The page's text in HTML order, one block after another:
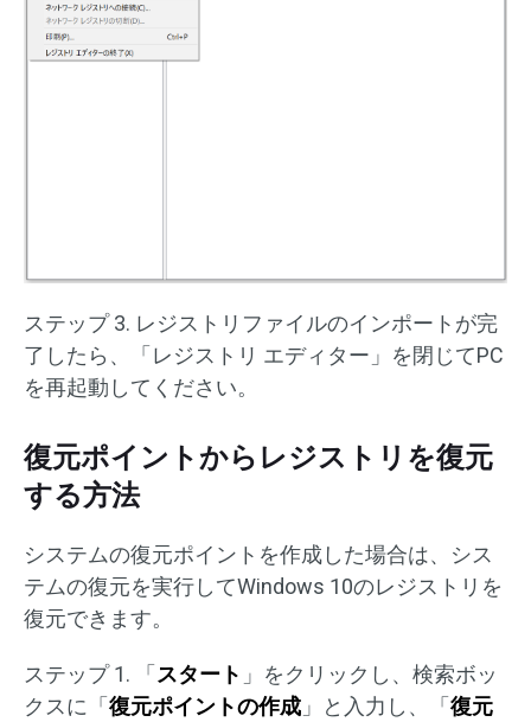
ステップ 3. レジストリファイルのインポートが完
了したら、「レジストリ エディター」を閉じてPC
を再起動してください。
復元ポイントからレジストリを復元
する方法
システムの復元ポイントを作成した場合は、シス
テムの復元を実行してWindows 10のレジストリを
復元できます。
ステップ 1. 「スタート 」をクリックし、検索ボッ
クスに「復元ポイントの作成 」と入力し、「復元